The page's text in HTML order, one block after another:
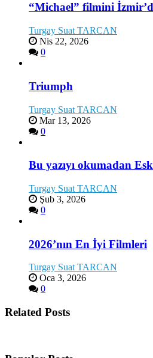
“Michael” filmini
Turgay Suat TARCAN
Nis 22, 2026
0
Triumph
Turgay Suat TARCAN
Mar 13, 2026
0
Bu yazıyı okumadan
Turgay Suat TARCAN
Şub 3, 2026
0
2026’nın En İyi Filmleri
Turgay Suat TARCAN
Oca 3, 2026
0
Related Posts